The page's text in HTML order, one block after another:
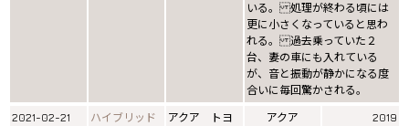
いる。 処理が終わる頃には
更に小さくなっていると思わ
れる。 過去乗っていた２
台、妻の車にも入れている
が、音と振動が静かになる度
合いに毎回驚かされる。
2021-02-21
ハイブリッド
アクア トヨ
アクア 2019